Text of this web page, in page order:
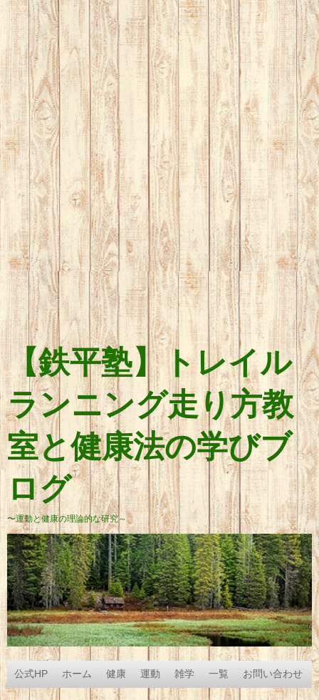
【鉄平塾】トレイル
ランニング走り方教
室と健康法の学びブ
ログ
〜運動と健康の理論的な研究～
公式HP ホーム 健康 運動 雑学 一覧 お問い合わせ